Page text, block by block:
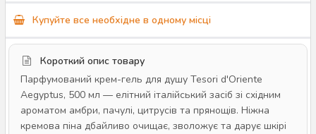
Купуйте все необхідне в одному місці
Короткий опис товару
Парфумований крем-гель для душу Tesori d'Oriente
Aegyptus, 500 мл — елітний італійський засіб зі східним
ароматом амбри, пачулі, цитрусів та прянощів. Ніжна
кремова піна дбайливо очищає, зволожує та дарує шкірі